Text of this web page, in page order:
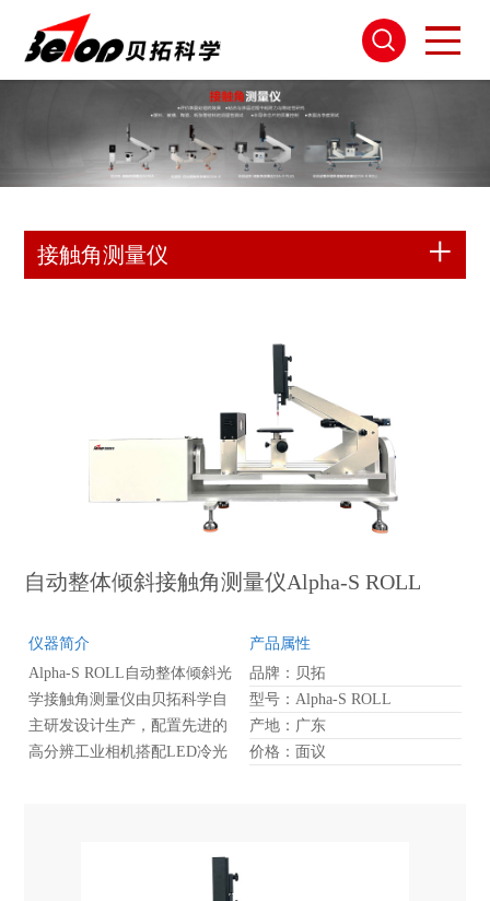
接触角测量仪
自动整体倾斜接触角测量仪Alpha-S ROLL
仪器简介
Alpha-S ROLL自动整体倾斜光
学接触角测量仪由贝拓科学自
主研发设计生产，配置先进的
高分辨工业相机搭配LED冷光
精密大扭距步进电机驱动，使
得测量高精度倾斜角的时候保
产品属性
品牌：贝拓
型号：Alpha-S ROLL
产地：广东
价格：面议